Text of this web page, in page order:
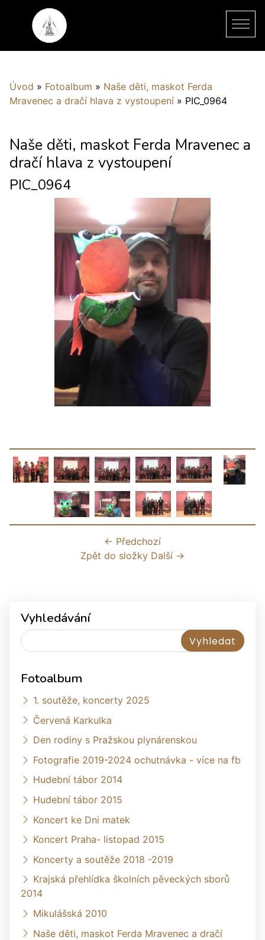
Úvod » Fotoalbum » Naše děti, maskot Ferda
Mravenec a dračí hlava z vystoupení » PIC_0964
Naše děti, maskot Ferda Mravenec a
dračí hlava z vystoupení
PIC_0964
← Předchozí
Zpět do složky Další →
Vyhledávání
Fotoalbum
1. soutěže, koncerty 2025
Červená Karkulka
Den rodiny s Pražskou plynárenskou
Fotografie 2019-2024 ochutnávka - více na fb
Hudební tábor 2014
Hudební tábor 2015
Koncert ke Dni matek
Koncert Praha- listopad 2015
Koncerty a soutěže 2018 -2019
Krajská přehlídka školních pěveckých sborů
2014
Mikulášská 2010
Naše děti, maskot Ferda Mravenec a dračí